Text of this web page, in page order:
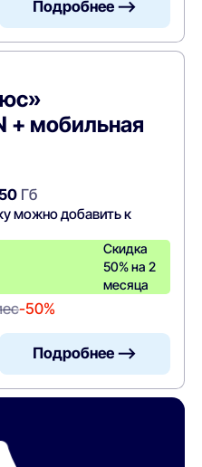
Подробнее —>
+ мобильная
Гб
можно добавить к
Скидка
50% на 2
месяца
-50%
Подробнее —>